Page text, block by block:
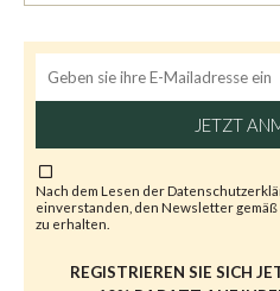
JETZT
Nach dem Lesen der
einverstanden, den Newsletter
zu erhalten.
REGISTRIEREN SIE SICH